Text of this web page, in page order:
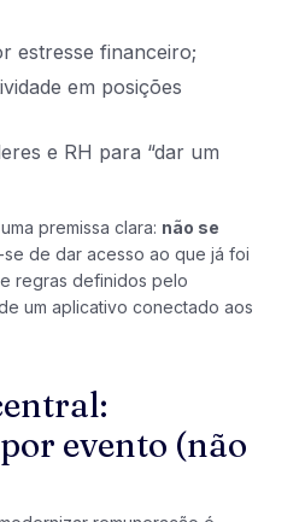
estresse financeiro;
em posições
e RH para “dar um
premissa clara: não se
se de dar acesso ao que já foi
regras definidos pelo
um aplicativo conectado aos
evento (não